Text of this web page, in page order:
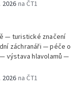
2026 na ČT1
— turistické značení
záchranáři — péče o
výstava hlavolamů —
2026 na ČT1